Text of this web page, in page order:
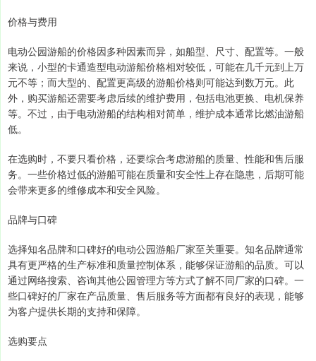
价格与费用
电动公园游船的价格因多种因素而异，如船型、尺寸、配置等。一般
来说，小型的卡通造型电动游船价格相对较低，可能在几千元到上万
元不等；而大型的、配置更高级的游船价格则可能达到数万元。此
外，购买游船还需要考虑后续的维护费用，包括电池更换、电机保养
等。不过，由于电动游船的结构相对简单，维护成本通常比燃油游船
低。
在选购时，不要只看价格，还要综合考虑游船的质量、性能和售后服
务。一些价格过低的游船可能在质量和安全性上存在隐患，后期可能
会带来更多的维修成本和安全风险。
品牌与口碑
选择知名品牌和口碑好的电动公园游船厂家至关重要。知名品牌通常
具有更严格的生产标准和质量控制体系，能够保证游船的品质。可以
通过网络搜索、咨询其他公园管理方等方式了解不同厂家的口碑。一
些口碑好的厂家在产品质量、售后服务等方面都有良好的表现，能够
为客户提供长期的支持和保障。
选购要点